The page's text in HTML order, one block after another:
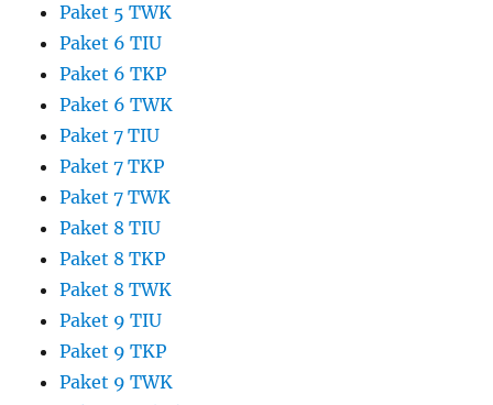
Paket 5 TWK
Paket 6 TIU
Paket 6 TKP
Paket 6 TWK
Paket 7 TIU
Paket 7 TKP
Paket 7 TWK
Paket 8 TIU
Paket 8 TKP
Paket 8 TWK
Paket 9 TIU
Paket 9 TKP
Paket 9 TWK